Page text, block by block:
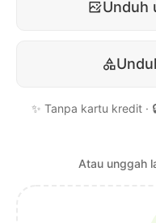
Unduh
✨ Tanpa kartu kredit ·
Atau unggah